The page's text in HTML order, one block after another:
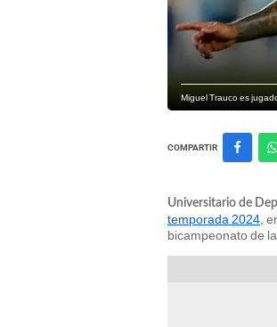
Miguel Trauco es
COMPARTIR
Universitario de
temporada 2024 ,
bicampeonato de